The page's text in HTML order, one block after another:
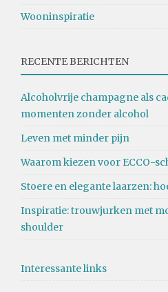
Wooninspiratie
RECENTE BERICHTEN
Alcoholvrije champagne als
momenten zonder alcohol
Leven met minder pijn
Waarom kiezen voor ECCO-
Stoere en elegante laarzen:
Inspiratie: trouwjurken met
shoulder
Interessante links